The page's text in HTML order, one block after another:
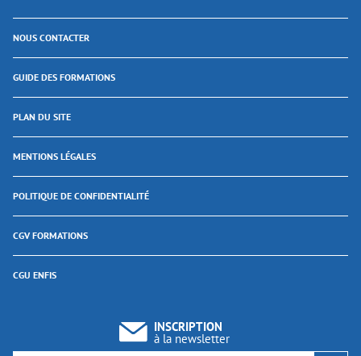
NOUS CONTACTER
GUIDE DES FORMATIONS
PLAN DU SITE
MENTIONS LÉGALES
POLITIQUE DE CONFIDENTIALITÉ
CGV FORMATIONS
CGU ENFIS
INSCRIPTION
à la newsletter